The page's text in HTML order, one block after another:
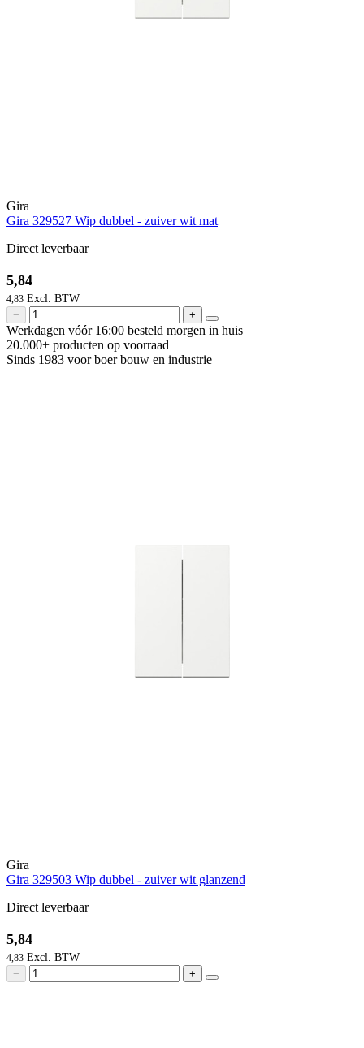
Gira
Gira 329527 Wip dubbel - zuiver wit mat
Direct leverbaar
5,84
4,83
− +
Werkdagen vóór 16:00 besteld morgen in huis
20.000+ producten op voorraad
Sinds 1983 voor boerbouw en industrie
Gira
Gira 329503 Wip dubbel - zuiver wit glanzend
Direct leverbaar
5,84
4,83
− +